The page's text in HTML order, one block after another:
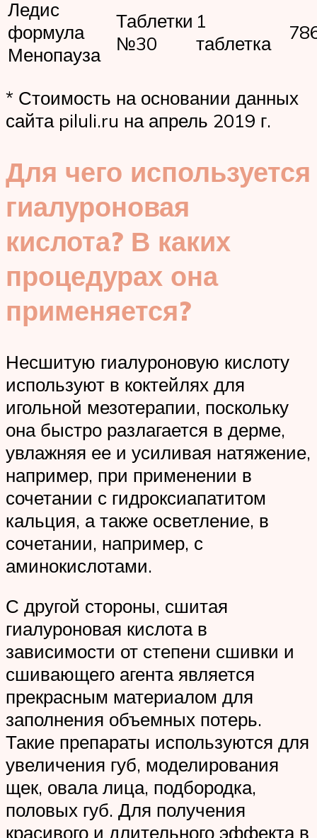
Ледис
формула
Менопауза
Таблетки
№30
1
таблетка
* Стоимость на основании данных
сайта piluli.ru на апрель 2019 г.
Для чего используется
гиалуроновая
кислота? В каких
процедурах она
применяется?
Несшитую гиалуроновую кислоту
используют в коктейлях для
игольной мезотерапии, поскольку
она быстро разлагается в дерме,
увлажняя ее и усиливая натяжение,
например, при применении в
сочетании с гидроксиапатитом
кальция, а также осветление, в
сочетании, например, с
аминокислотами.
С другой стороны, сшитая
гиалуроновая кислота в
зависимости от степени сшивки и
сшивающего агента является
прекрасным материалом для
заполнения объемных потерь.
Такие препараты используются для
увеличения губ, моделирования
щек, овала лица, подбородка,
половых губ. Для получения
красивого и длительного эффекта в